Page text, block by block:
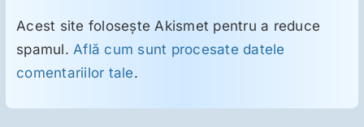
Acest site folosește Akismet pentru a reduce
spamul. Află cum sunt procesate datele
comentariilor tale.